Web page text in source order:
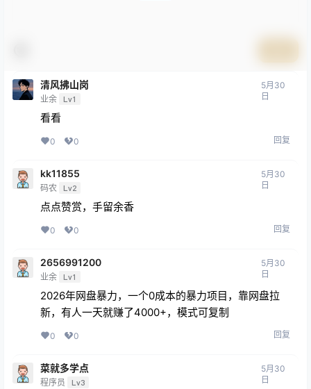
清风拂山岗
业余 Lv1
5月30
日
看看
0 0 回复
kk11855
码农 Lv2
5月30
日
点点赞赏，手留余香
0 0 回复
2656991200
业余 Lv1
5月30
日
2026年网盘暴力，一个0成本的暴力项目，靠网盘拉
新，有人一天就赚了4000+，模式可复制
0 0 回复
菜就多学点
程序员 Lv3
5月30
日